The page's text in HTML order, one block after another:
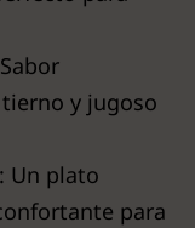
y jugoso
: Un plato
para